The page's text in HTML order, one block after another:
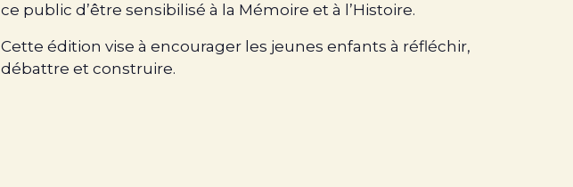
ce public d’être sensibilisé à la Mémoire et à l’Histoire.
Cette édition vise à encourager les jeunes enfants à réfléchir,
débattre et construire.